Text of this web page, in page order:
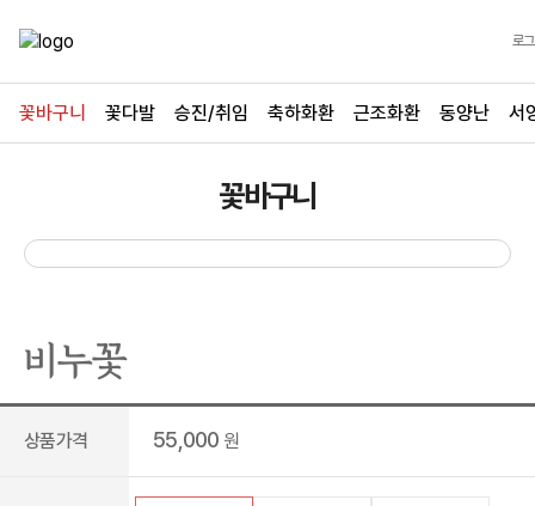
로
꽃바구니 꽃다발 승진/취임 축하화환 근조화환 동양난 서
꽃바구니
비누꽃
상품가격 55,000 원